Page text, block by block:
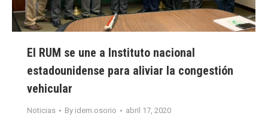
El RUM se une a Instituto nacional
estadounidense para aliviar la congestión
vehicular
Noticias By idem.osorio abril 17, 2020